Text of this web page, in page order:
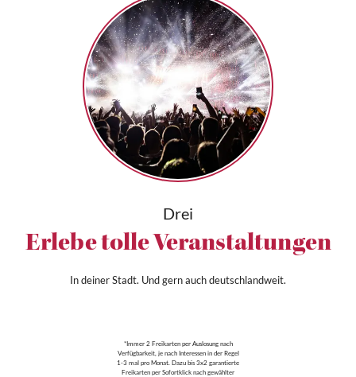
Drei
Erlebe tolle Veranstaltungen
In deiner Stadt. Und gern auch deutschlandweit.
*Immer 2 Freikarten per Auslosung nach
Verfügbarkeit, je nach Interessen in der Regel
1-3 mal pro Monat. Dazu bis 3x2 garantierte
Freikarten per Sofortklick nach gewählter